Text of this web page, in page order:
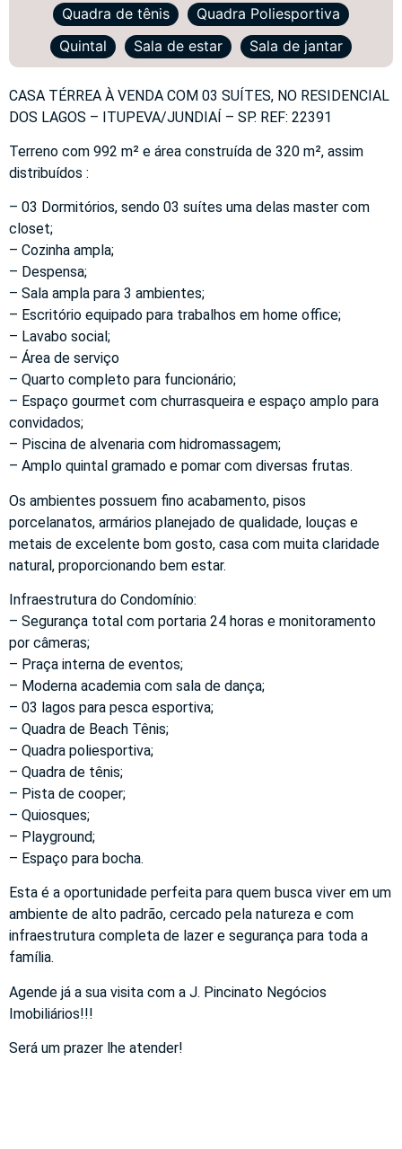
Quadra de tênis
Quadra Poliesportiva
Quintal
Sala de estar Sala de jantar
CASA TÉRREA À VENDA COM 03 SUÍTES, NO RESIDENCIAL
DOS LAGOS – ITUPEVA/JUNDIAÍ – SP. REF: 22391
Terreno com 992 m² e área construída de 320 m², assim
distribuídos :
– 03 Dormitórios, sendo 03 suítes uma delas master com
closet;
– Cozinha ampla;
– Despensa;
– Sala ampla para 3 ambientes;
– Escritório equipado para trabalhos em home office;
– Lavabo social;
– Área de serviço
– Quarto completo para funcionário;
– Espaço gourmet com churrasqueira e espaço amplo para
convidados;
– Piscina de alvenaria com hidromassagem;
– Amplo quintal gramado e pomar com diversas frutas.
Os ambientes possuem fino acabamento, pisos
porcelanatos, armários planejado de qualidade, louças e
metais de excelente bom gosto, casa com muita claridade
natural, proporcionando bem estar.
Infraestrutura do Condomínio:
– Segurança total com portaria 24 horas e monitoramento
por câmeras;
– Praça interna de eventos;
– Moderna academia com sala de dança;
– 03 lagos para pesca esportiva;
– Quadra de Beach Tênis;
– Quadra poliesportiva;
– Quadra de tênis;
– Pista de cooper;
– Quiosques;
– Playground;
– Espaço para bocha.
Esta é a oportunidade perfeita para quem busca viver em um
ambiente de alto padrão, cercado pela natureza e com
infraestrutura completa de lazer e segurança para toda a
família.
Agende já a sua visita com a J. Pincinato Negócios
Imobiliários!!!
Será um prazer lhe atender!